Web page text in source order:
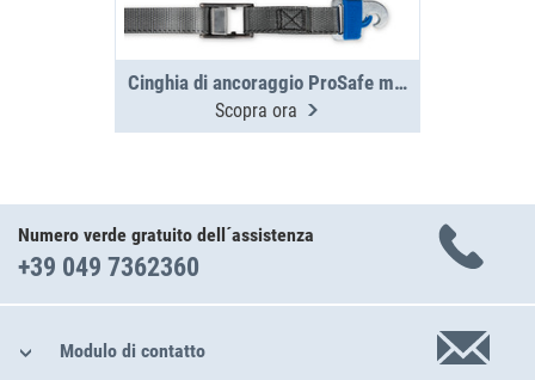
Cinghia di ancoraggio ProSafe morsetto 3m, 250daN
Scopra ora
Numero verde gratuito dell´assistenza
+39 049 7362360
Modulo di contatto